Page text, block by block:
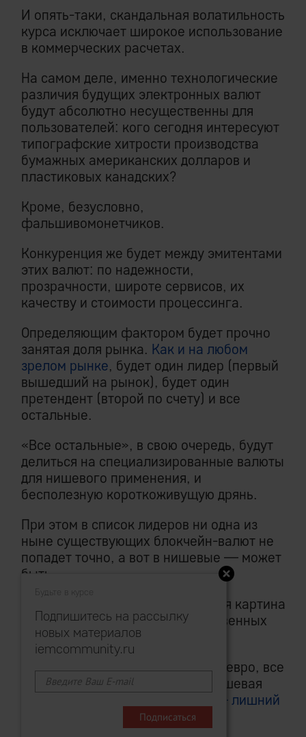
Будьте в курсе
Подпишитесь на рассылку
новых материалов
iemcommunity.ru
И опять-таки, скандальная волатильность
курса исключает широкое использование
в коммерческих расчетах.
На самом деле, именно технологические
различия будущих электронных валют
будут абсолютно несущественны для
пользователей: кого сегодня интересуют
типографские хитрости производства
бумажных американских долларов и
пластиковых канадских?
Кроме, безусловно,
фальшивомонетчиков.
Конкуренция же будет между эмитентами
этих валют: по надежности,
прозрачности, широте сервисов, их
качеству и стоимости процессинга.
Определяющим фактором будет прочно
занятая доля рынка. Как и на любом
зрелом рынке, будет один лидер (первый
вышедший на рынок), будет один
претендент (второй по счету) и все
остальные.
«Все остальные», в свою очередь, будут
делиться на специализированные валюты
для нишевого применения, и
бесполезную короткоживущую дрянь.
При этом в список лидеров ни одна из
ныне существующих блокчейн-валют не
попадет точно, а вот в нишевые — может
быть.
Собственно, сегодня близкая картина
на глобальном рынке государственных
фиатных валют.
Лидер — доллар, претендент — евро, все
остальное (в лучшем случае) нишевая
большей частью — лишний